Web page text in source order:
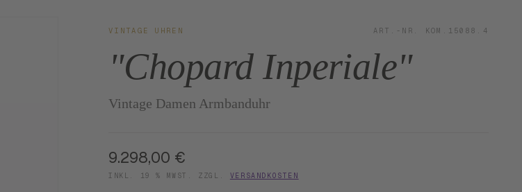
VINTAGE UHREN ART.-NR. KOM.15088.4
"Chopard Inperiale"
Vintage Damen Armbanduhr
9.298,00 €
INKL. 19 % MWST. ZZGL. VERSANDKOSTEN